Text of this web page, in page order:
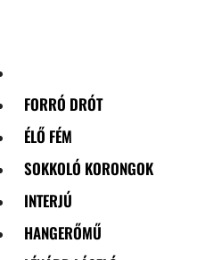
FORRÓ DRÓT
ÉLŐ FÉM
SOKKOLÓ KORONGOK
INTERJÚ
HANGERŐMŰ